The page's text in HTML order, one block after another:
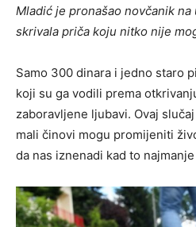
Mladić je pronašao novčanik na
skrivala priča koju nitko nije
Samo 300 dinara i jedno staro
koji su ga vodili prema
zaboravljene ljubavi. Ovaj
mali činovi mogu promijeniti
da nas iznenadi kad to